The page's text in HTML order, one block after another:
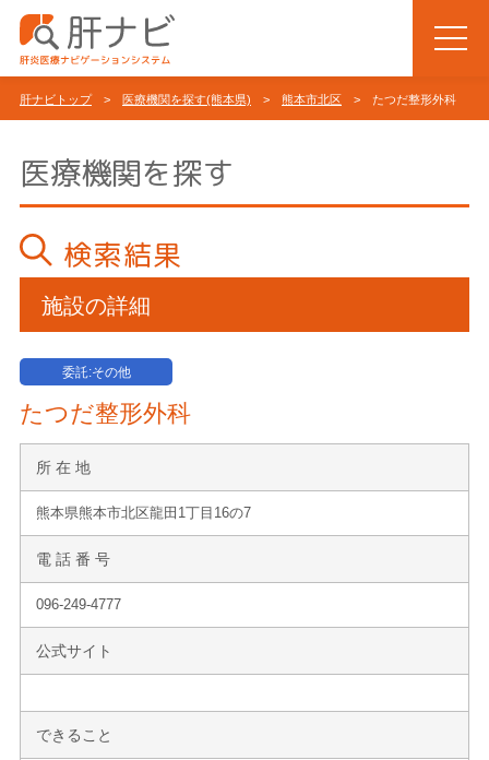
肝ナビトップ> 医療機関を探す(熊本県) > 熊本市北区 > たつだ整形外科
医療機関を探す
検索結果
施設の詳細
委託:その他
たつだ整形外科
所 在 地
熊本県熊本市北区龍田1丁目16の7
電 話 番 号
096-249-4777
公式サイト
できること